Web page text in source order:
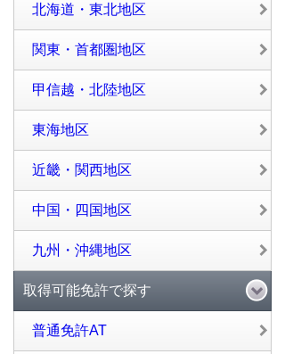
北海道・東北地区
関東・首都圏地区
甲信越・北陸地区
東海地区
近畿・関西地区
中国・四国地区
九州・沖縄地区
取得可能免許で探す
普通免許AT